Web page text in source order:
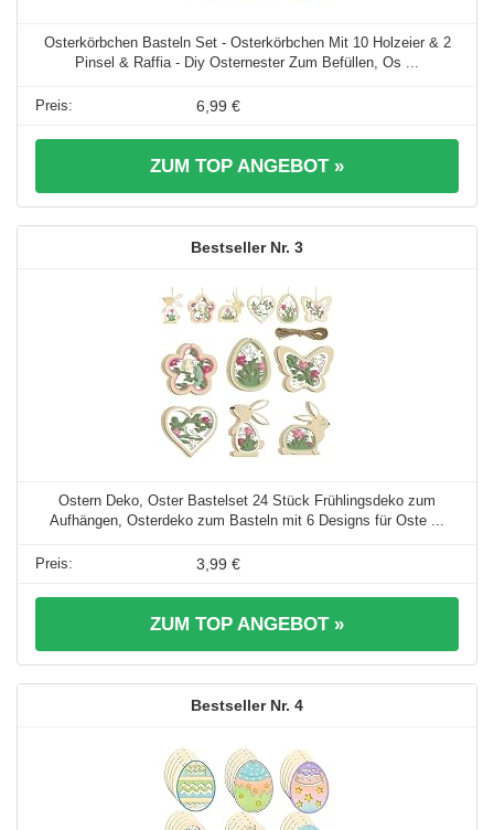
Osterkörbchen Basteln Set - Osterkörbchen Mit 10 Holzeier & 2
Pinsel & Raffia - Diy Osternester Zum Befüllen, Os ...
6,99 €
ZUM TOP ANGEBOT »
3
Ostern Deko, Oster Bastelset 24 Stück Frühlingsdeko zum
Aufhängen, Osterdeko zum Basteln mit 6 Designs für Oste ...
3,99 €
ZUM TOP ANGEBOT »
4